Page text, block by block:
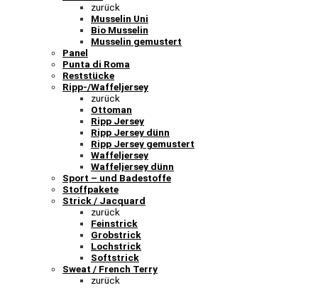
zurück
Musselin Uni
Bio Musselin
Musselin gemustert
Panel
Punta di Roma
Reststücke
Ripp-/Waffeljersey
zurück
Ottoman
Ripp Jersey
Ripp Jersey dünn
Ripp Jersey gemustert
Waffeljersey
Waffeljersey dünn
Sport – und Badestoffe
Stoffpakete
Strick / Jacquard
zurück
Feinstrick
Grobstrick
Lochstrick
Softstrick
Sweat / French Terry
zurück